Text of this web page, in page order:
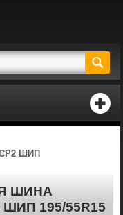
ШИП
ШИНА
ШИП 195/55R15